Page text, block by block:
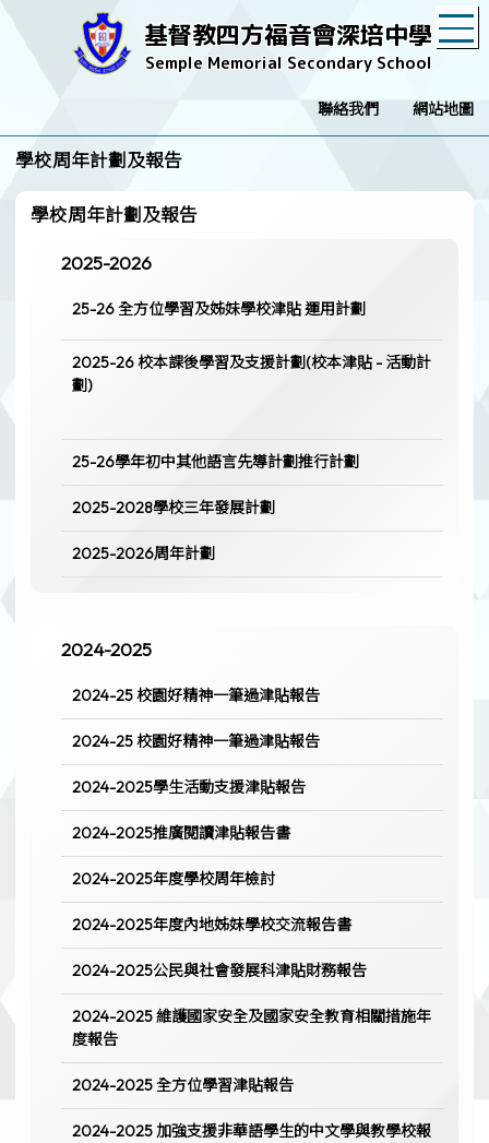
基督教四方福音會深培中學
Semple Memorial Secondary School
聯絡我們 網站地圖
學校周年計劃及報告
學校周年計劃及報告
2025-2026
25-26 全方位學習及姊妹學校津貼 運用計劃
2025-26 校本課後學習及支援計劃(校本津貼 - 活動計
劃)
25-26學年初中其他語言先導計劃推行計劃
2025-2028學校三年發展計劃
2025-2026周年計劃
2024-2025
2024-25 校園好精神一筆過津貼報告
2024-25 校園好精神一筆過津貼報告
2024-2025學生活動支援津貼報告
2024-2025推廣閱讀津貼報告書
2024-2025年度學校周年檢討
2024-2025年度內地姊妹學校交流報告書
2024-2025公民與社會發展科津貼財務報告
2024-2025 維護國家安全及國家安全教育相關措施年
度報告
2024-2025 全方位學習津貼報告
2024-2025 加強支援非華語學生的中文學與教學校報